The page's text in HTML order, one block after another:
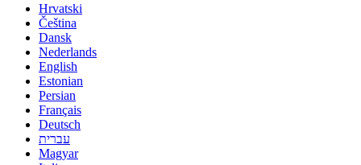
Hrvatski
Čeština
Dansk
Nederlands
English
Estonian
Persian
Français
Deutsch
עברית
Magyar